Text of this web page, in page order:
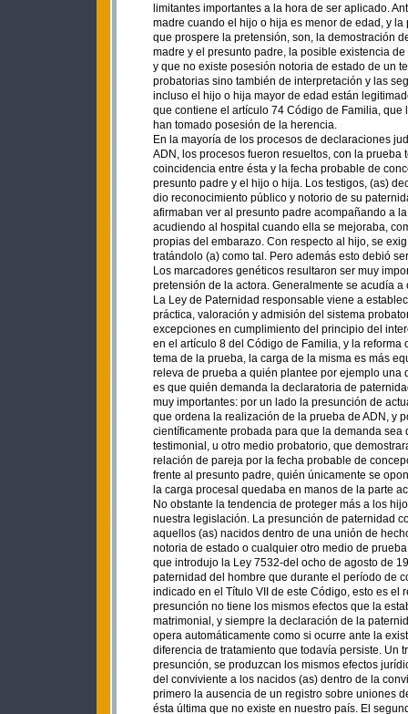
limitantes importantes a la hora de ser aplicado.
madre cuando el hijo o hija es menor de edad, y
que prospere la pretensión, son, la demostración
madre y el presunto padre, la posible existencia
y que no existe posesión notoria de estado de un
probatorias sino también de interpretación y las
incluso el hijo o hija mayor de edad están
que contiene el artículo 74 Código de Familia,
han tomado posesión de la herencia.
En la mayoría de los procesos de declaraciones
ADN, los procesos fueron resueltos, con la
coincidencia entre ésta y la fecha probable de
presunto padre y el hijo o hija. Los testigos, (as)
dio reconocimiento público y notorio de su
afirmaban ver al presunto padre acompañando a
acudiendo al hospital cuando ella se mejoraba,
propias del embarazo. Con respecto al hijo, se
tratándolo (a) como tal. Pero además esto debió
Los marcadores genéticos resultaron ser muy
pretensión de la actora. Generalmente se acudía a
La Ley de Paternidad responsable viene a
práctica, valoración y admisión del sistema
excepciones en cumplimiento del principio del
en el artículo 8 del Código de Familia, y la
tema de la prueba, la carga de la misma es más
releva de prueba a quién plantee por ejemplo
es que quién demanda la declaratoria de
muy importantes: por un lado la presunción de
que ordena la realización de la prueba de ADN, y
científicamente probada para que la demanda
testimonial, u otro medio probatorio, que
relación de pareja por la fecha probable de
frente al presunto padre, quién únicamente se
la carga procesal quedaba en manos de la parte
No obstante la tendencia de proteger más a los
nuestra legislación. La presunción de paternidad
aquellos (as) nacidos dentro de una unión de
notoria de estado o cualquier otro medio de
que introdujo la Ley 7532-del ocho de agosto de
paternidad del hombre que durante el período de
indicado en el Título VII de este Código, esto es
presunción no tiene los mismos efectos que la
matrimonial, y siempre la declaración de la
opera automáticamente como si ocurre ante la
diferencia de tratamiento que todavía persiste. Un
presunción, se produzcan los mismos efectos
del conviviente a los nacidos (as) dentro de la
primero la ausencia de un registro sobre uniones
ésta última que no existe en nuestro país. El